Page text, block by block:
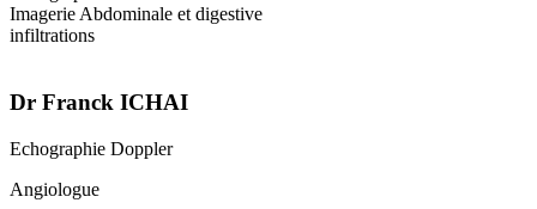
Imagerie Abdominale et digestive
infiltrations
Dr Franck ICHAI
Echographie Doppler
Angiologue